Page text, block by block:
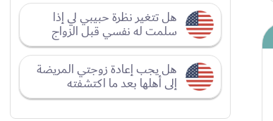
هل تتغير نظرة حبيبي لي إذا
سلمت له نفسي قبل الزواج
هل يجب إعادة زوجتي المريضة
إلى أهلها بعد ما اكتشفته